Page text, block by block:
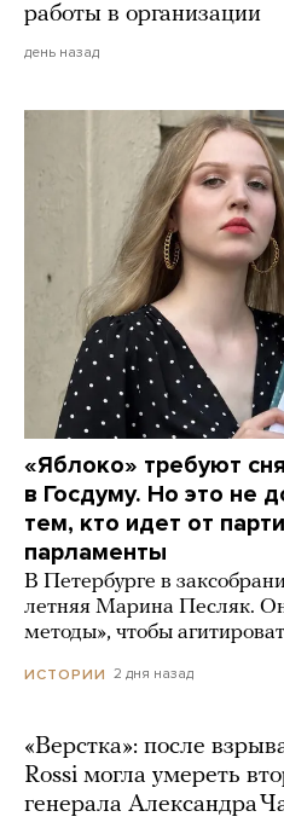
работы в организации
день назад
«Яблоко» требуют
в Госдуму. Но это не
тем, кто идет от
парламенты
В Петербурге в
летняя Марина Песляк.
методы», чтобы
ИСТОРИИ 2 дня назад
«Верстка»: после
Rossi могла умереть
генерала Александра